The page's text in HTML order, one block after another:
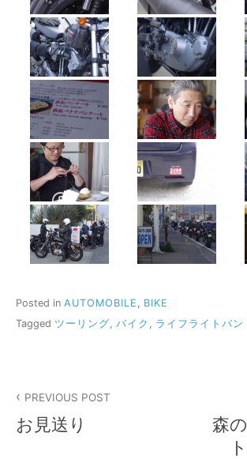
Posted in AUTOMOBILE
BIKE
Tagged ツーリング, バイク , ライフライトバン
稿
PREVIOUS POST
お見送り
森